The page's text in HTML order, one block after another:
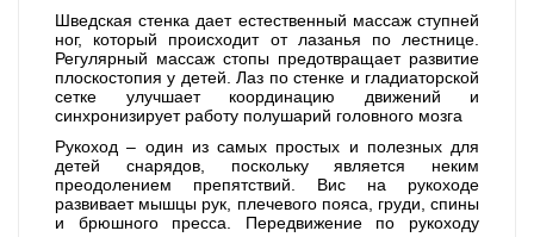
Шведская стенка дает естественный массаж ступней
ног, который происходит от лазанья по лестнице.
Регулярный массаж стопы предотвращает развитие
плоскостопия у детей. Лаз по стенке и гладиаторской
сетке улучшает координацию движений и
синхронизирует работу полушарий головного мозга
Рукоход – один из самых простых и полезных для
детей снарядов, поскольку является неким
преодолением препятствий. Вис на рукоходе
развивает мышцы рук, плечевого пояса, груди, спины
и брюшного пресса. Передвижение по рукоходу